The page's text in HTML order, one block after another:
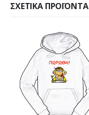
ΣΧΕΤΙΚΆ ΠΡΟΪΌΝΤΑ